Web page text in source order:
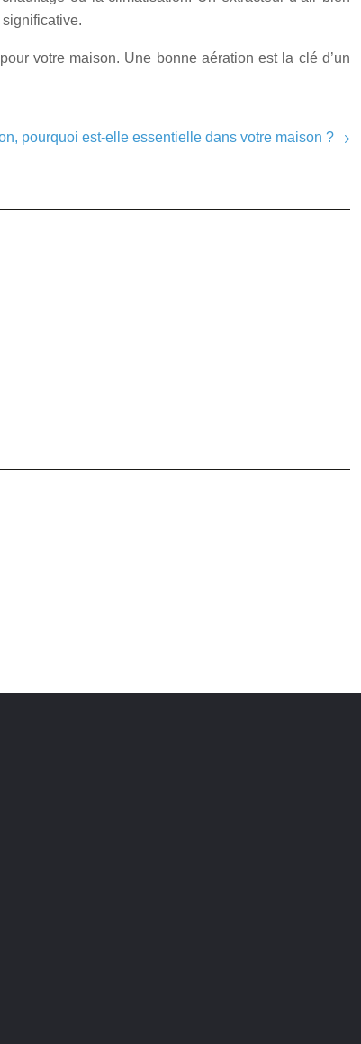
votre maison. Une bonne aération est la clé d’un
pourquoi est-elle essentielle dans votre maison ?